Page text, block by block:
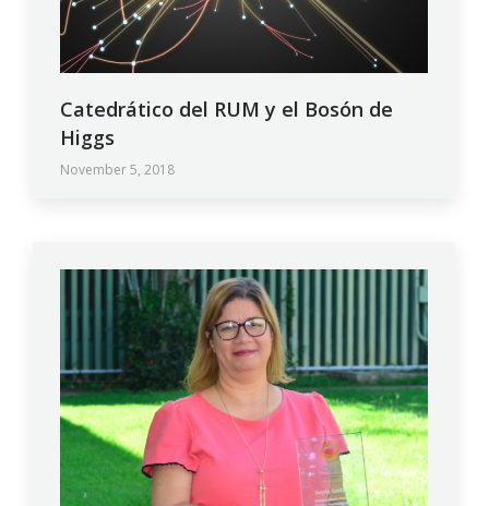
Catedrático del RUM y el Bosón de
Higgs
November 5, 2018